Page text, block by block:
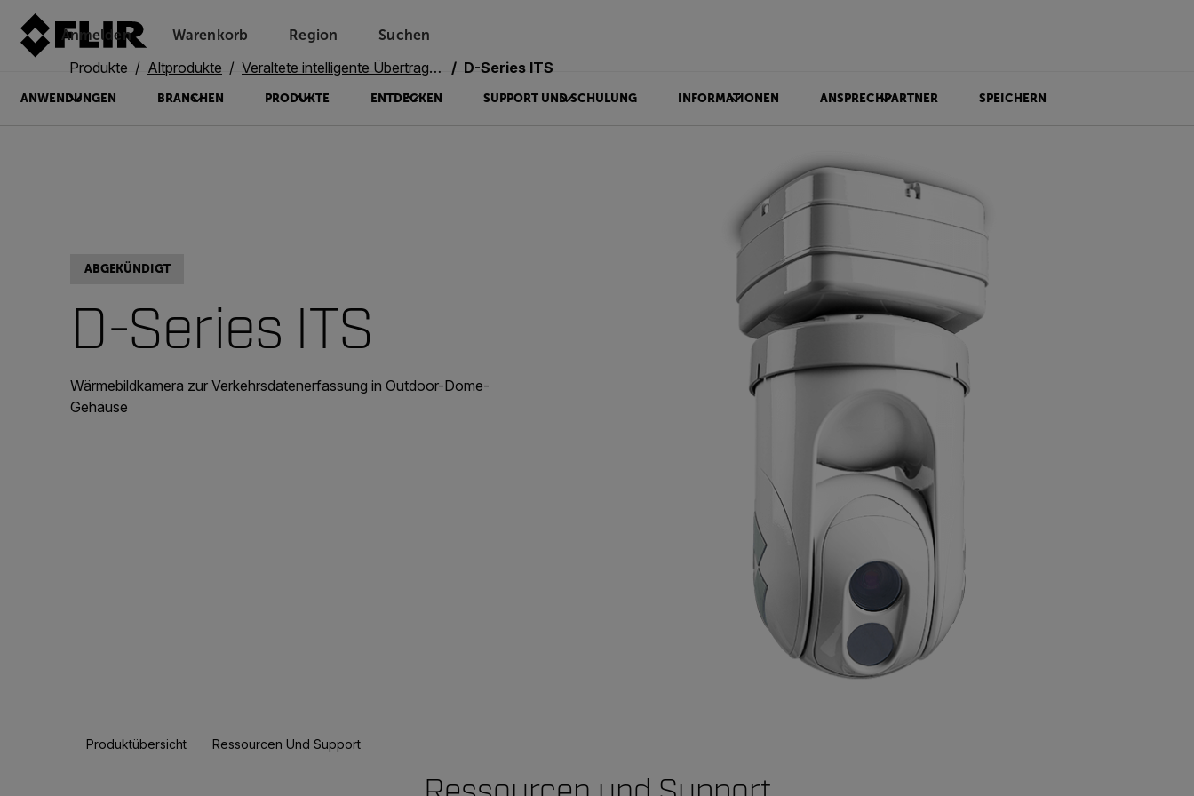
Anmelden Unread messages
Warenkorb
Modell
Entfernen
Elemente
Element
In den Warenkorb
Im Warenkorb
Region Suchen
ANWENDUNGEN BRANCHEN PRODUKTE ENTDECKEN SUPPORT UND SCHULUNG INFORMATIONEN ANSPRECHPARTNER SPEICHERN
Produkte Altprodukte Veraltete intelligente Übertragungssysteme D-Series ITS
ABGEKÜNDIGT
D-Series ITS
Wärmebildkamera zur Verkehrsdatenerfassung in Outdoor-Dome-
Gehäuse
Produktübersicht Ressourcen Und Support